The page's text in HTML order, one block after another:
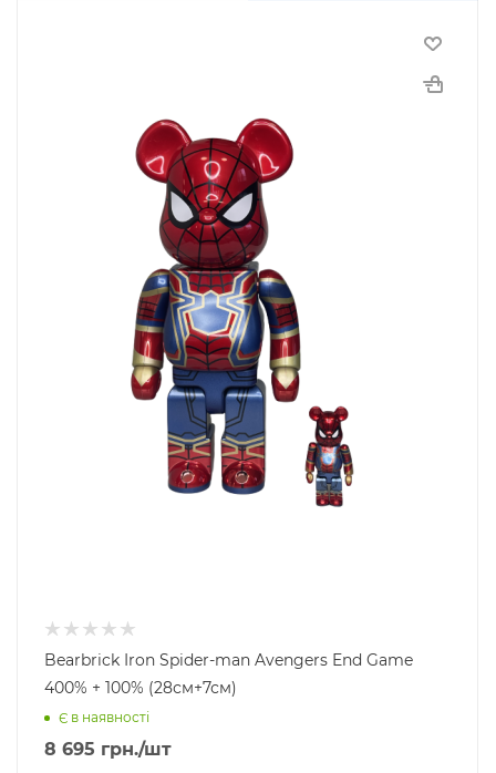
Bearbrick Iron Spider-man Avengers End Game
400% + 100% (28см+7см)
Є в наявності
8 695 грн./шт